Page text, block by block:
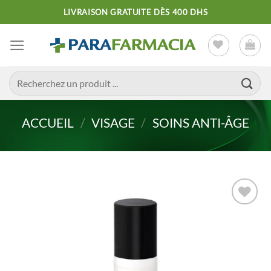
au
contenu
LIVRAISON GRATUITE DÈS 400 DHS
Recherche
pour :
ACCUEIL / VISAGE / SOINS ANTI-ÂGE